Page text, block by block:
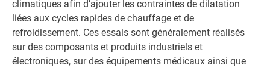
climatiques afin d’ajouter les contraintes de dilatation
liées aux cycles rapides de chauffage et de
refroidissement. Ces essais sont généralement réalisés
sur des composants et produits industriels et
électroniques, sur des équipements médicaux ainsi que